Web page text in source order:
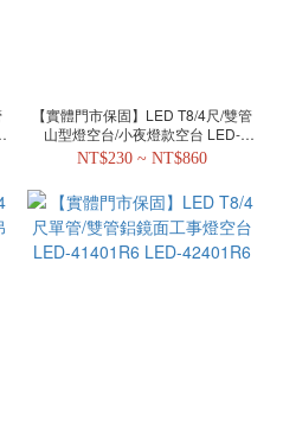
【實體門市保固】LED T8/4尺/雙管
山型燈空台/小夜燈款空台 LED-
4243R5 LED-42430MR1
NT$230 ~ NT$860